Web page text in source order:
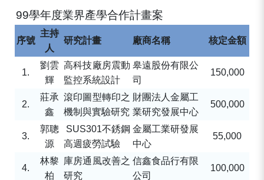
99學年度業界產學合作計畫案
序號
主持
人
研究計畫 廠商名稱 核定金額
1.
劉雲
輝
高科技廠房震動
監控系統設計
皋遠股份有限公
司
150,000
2.
莊承
鑫
滾印圖型轉印之
機制與實驗研究
財團法人金屬工
業研究發展中心
500,000
3.
郭聰
源
SUS301不銹鋼
高週疲勞試驗
金屬工業研發展
中心
55,000
4.
林黎
柏
庫房通風改善之
研究
信鑫食品行有限
公司
100,000